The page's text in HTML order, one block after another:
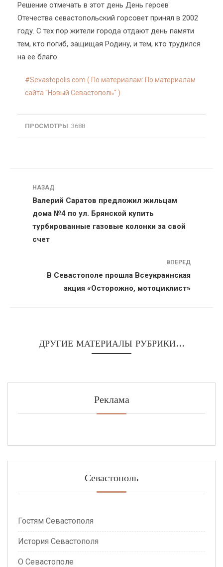
Решение отмечать в этот день День героев
Отечества севастопольский горсовет принял в 2002
году. С тех пор жители города отдают день памяти
тем, кто погиб, защищая Родину, и тем, кто трудился
на ее благо.
Sevastopolis.com ( По материалам: По материалам
сайта "Новый Севастополь" )
ПРОСМОТРЫ: 3688
Навигация
НАЗАД
Валерий Саратов предложил жильцам
дома №4 по ул. Брянской купить
турбированные газовые колонки за свой
счет
ВПЕРЕД
В Севастополе прошла Всеукраинская
акция «Осторожно, мотоциклист»
ДРУГИЕ МАТЕРИАЛЫ РУБРИКИ...
Реклама
Севастополь
Гостям Севастополя
История Севастополя
О Севастополе